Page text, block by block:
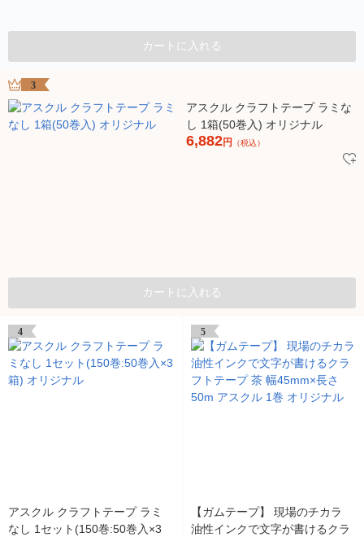
カートに入れる
3
アスクル クラフトテープ ラミな
し 1箱(50巻入) オリジナル
6,882円 （税込）
カートに入れる
4
アスクル クラフトテープ ラミ
なし 1セット(150巻:50巻入×3
5
【ガムテープ】 現場のチカラ
油性インクで文字が書けるクラ